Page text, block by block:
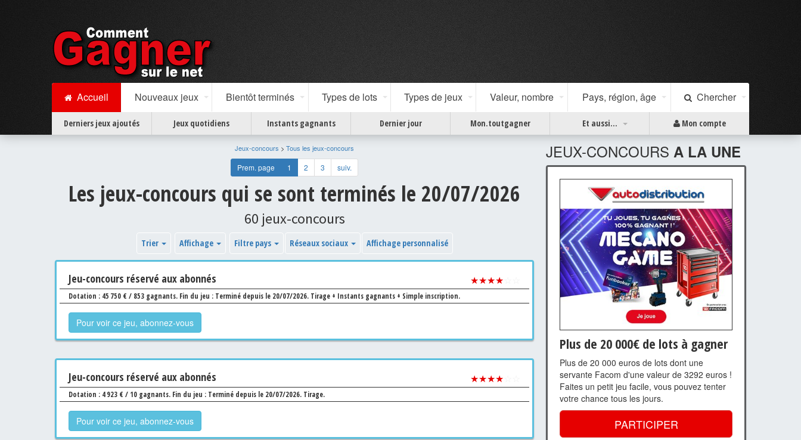
Accueil Nouveaux jeux Bientôt terminés Types de lots Types de jeux Valeur, nombre Pays, région, âge Chercher
Derniers jeux ajoutés Jeux quotidiens Instants gagnants Dernier jour Mon.toutgagner Et aussi... Mon compte
JEUX-CONCOURS A LA UNE
Plus de 20 000€ de lots à gagner
Plus de 20 000 euros de lots dont une
servante Facom d'une valeur de 3292 euros !
Faites un petit jeu facile, vous pouvez tenter
votre chance tous les jours.
PARTICIPER
Jeux-concours > Tous les jeux-concours
Prem. page 1 2 3 suiv.
Les jeux-concours qui se sont terminés le 20/07/2026
60 jeux-concours
Trier Affichage Filtre pays Réseaux sociaux Affichage personnalisé
Jeu-concours réservé aux abonnés ★★★★
Dotation : 45 750 € / 853 gagnants. Fin du jeu : Terminé depuis le 20/07/2026. Tirage + Instants gagnants + Simple inscription.
Pour voir ce jeu, abonnez-vous
Jeu-concours réservé aux abonnés ★★★★
Dotation : 4 923 € / 10 gagnants. Fin du jeu : Terminé depuis le 20/07/2026. Tirage.
Pour voir ce jeu, abonnez-vous